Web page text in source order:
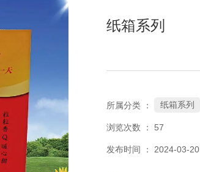
纸箱系列
所属分类 ： 纸箱系列
浏览次数 ： 57
发布时间 ： 2024-03-20